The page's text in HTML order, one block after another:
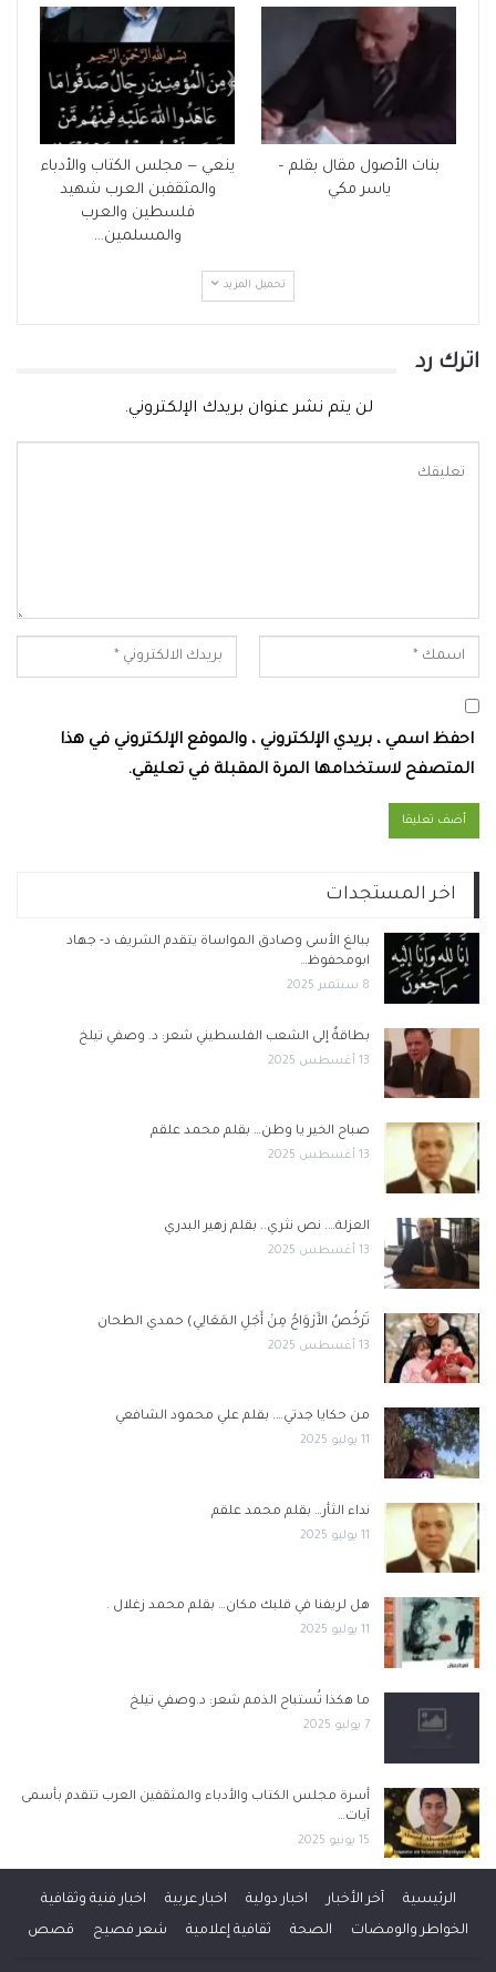
بنات الأصول مقال بقلم –
ياسر مكي
ينعي — مجلس الكتاب والأدباء
والمثقفبن العرب شهيد
فلسطين والعرب
والمسلمين…
تحميل المزيد
اترك رد
لن يتم نشر عنوان بريدك الإلكتروني.
احفظ اسمي ، بريدي الإلكتروني ، والموقع الإلكتروني في هذا
المتصفح لاستخدامها المرة المقبلة في تعليقي.
اخر المستجدات
ببالغ الأسى وصادق المواساة يتقدم الشريف د- جهاد
ابومحفوظ…
8 سبتمبر 2025
بطاقةٌ إلى الشعب الفلسطيني شعر: د. وصفي تيلخ
13 أغسطس 2025
صباح الخير يا وطن… بقلم محمد علقم
13 أغسطس 2025
العزلة…. نص نثري.. بقلم زهير البدري
13 أغسطس 2025
تَرْخُصُ الأَرْوَاحُ مِنْ أَجْلِ المَعَالِي) حمدي الطحان
13 أغسطس 2025
من حكايا جدتي…. بقلم علي محمود الشافعي
11 يوليو 2025
نداء الثأر… بقلم محمد علقم
11 يوليو 2025
هل لريفنا في قلبك مكان… بقلم محمد زغلال .
11 يوليو 2025
ما هكذا تُستباح الذمم شعر: د.وصفي تيلخ
7 يوليو 2025
أسرة مجلس الكتاب والأدباء والمثقفين العرب تتقدم بأسمى
آيات…
15 يونيو 2025
الرئيسية آخر الأخبار اخبار دولية اخبار عربية
اخبار فنية وثقافية
الخواطر والومضات
الصحة ثقافية إعلامية شعر فصيح قصص